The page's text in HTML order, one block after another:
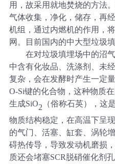
用，故采用就地焚烧的方法
气体收集，净化，储存，再
机组，通过内燃机的作用，
网。目前国内的中大型垃圾
在对垃圾填埋场中的沼
中含有化妆品、洗涤剂、未
复杂，会在发酵时产生一定
O-Si键的化合物，这种物质
生成SiO2 （俗称石英），这
物质结构稳定，在高温下呈
的气门、活塞、缸套、涡轮
碍热传导，导致发动机磨损
质还会堵塞SCR脱硝催化剂